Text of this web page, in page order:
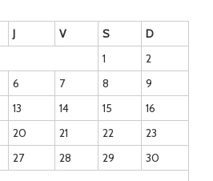
J V S
D
1
2
6 7 8
9
13 14 15
16
20 21 22
23
27 28 29
30